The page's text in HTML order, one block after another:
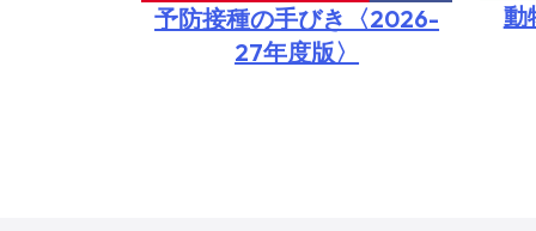
予防接種の手びき〈2026-
27年度版〉
動